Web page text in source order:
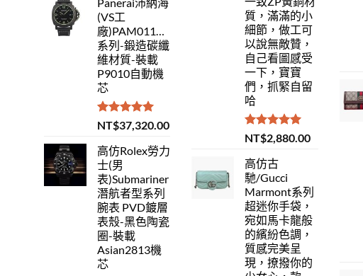
(VS工
廠)PAM01118Luminor
系列-鍛造碳纖
維材質-裝載
P9010自動機
芯
評分5.00
滿分 5
NT$37,320.00
高仿Rolex勞力
士(男
表)Submariner
潛航者型系列
腕表 PVD鍍層
表殼-黑色陶瓷
圈-裝載
Asian2813機
芯
質，滿滿的小
細節，做工可
以說無敵贊，
自己看圖感受
一下，寶寶
們，抓緊自留
哈
評分 5.00
滿分 5
NT$2,880.00
高仿古
馳/Gucci
Marmont系列
超迷你手袋，
宛如馬卡龍般
的繽紛色調，
質感完美呈
現，撩撥你的